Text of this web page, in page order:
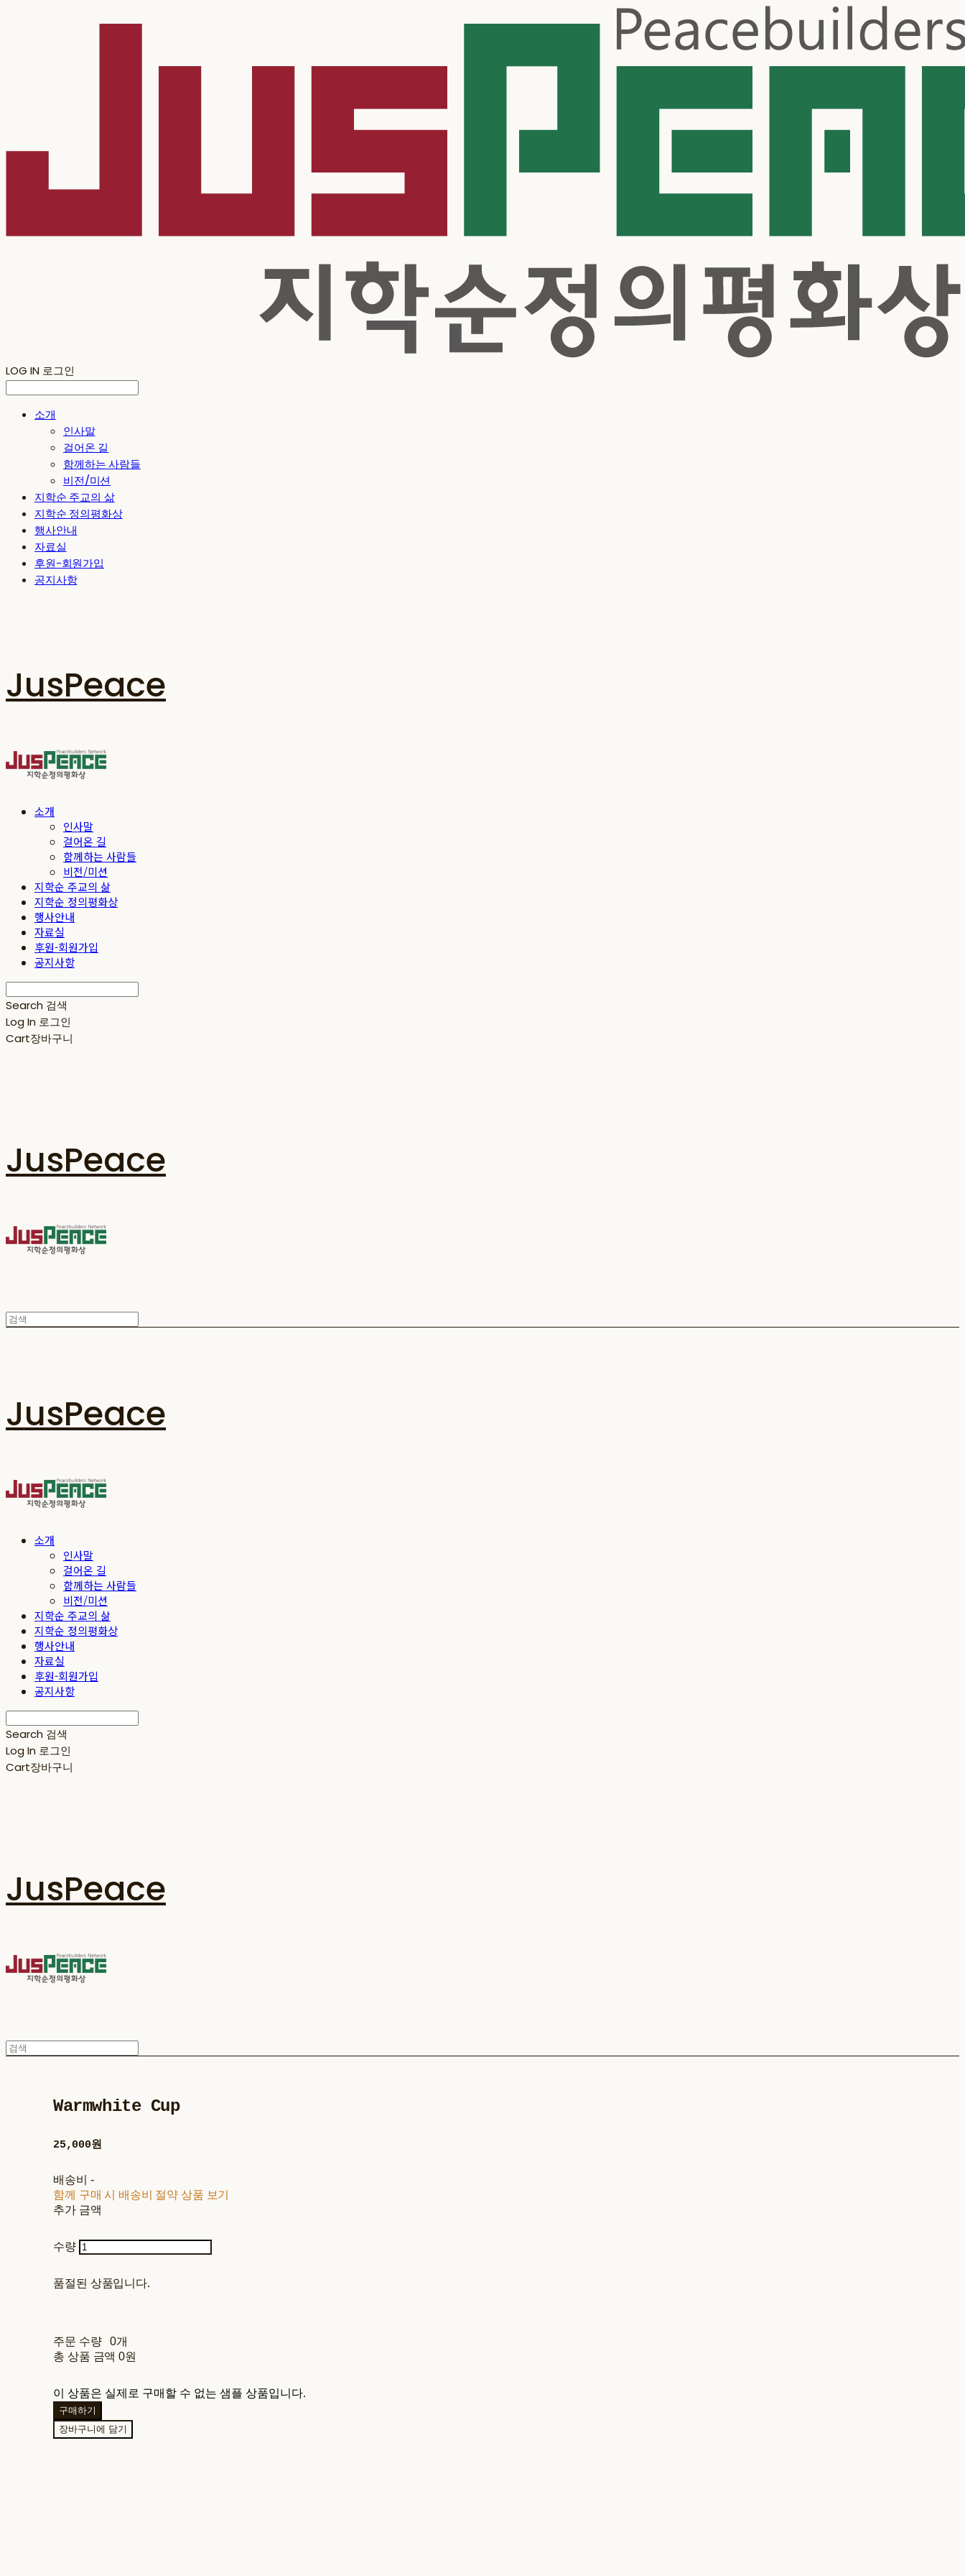
LOG IN 로그인
소개
인사말
걸어온 길
함께하는 사람들
비전/미션
지학순 주교의 삶
지학순 정의평화상
행사안내
자료실
후원-회원가입
공지사항
JusPeace
소개
인사말
걸어온 길
함께하는 사람들
비전/미션
지학순 주교의 삶
지학순 정의평화상
행사안내
자료실
후원-회원가입
공지사항
Search 검색
Log In 로그인
Cart장바구니
JusPeace
JusPeace
소개
인사말
걸어온 길
함께하는 사람들
비전/미션
지학순 주교의 삶
지학순 정의평화상
행사안내
자료실
후원-회원가입
공지사항
Search 검색
Log In 로그인
Cart장바구니
JusPeace
Warmwhite Cup
25,000원
배송비 -
함께 구매 시 배송비 절약 상품 보기
추가 금액
수량
품절된 상품입니다.
주문 수량
0개
총 상품 금액 0원
이 상품은 실제로 구매할 수 없는 샘플 상품입니다.
구매하기
장바구니에 담기